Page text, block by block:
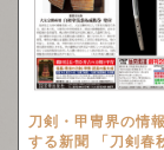
刀剣・甲冑界の情
する新聞 「刀剣春